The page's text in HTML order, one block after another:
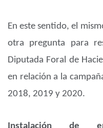
En este sentido, el
otra pregunta para
Diputada Foral de
en relación a la
2018, 2019 y 2020.